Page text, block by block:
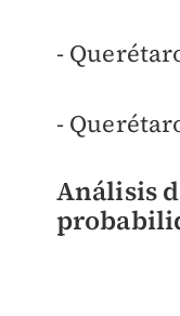
-
-
Análisis